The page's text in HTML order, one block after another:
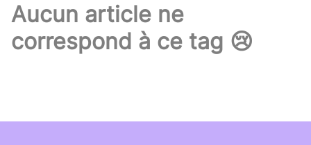
Aucun article ne
correspond à ce tag 😢